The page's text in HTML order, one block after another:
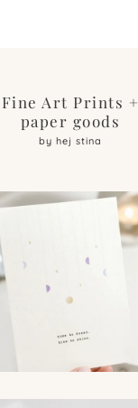
Fine Art Prints +
paper goods
by hej stina